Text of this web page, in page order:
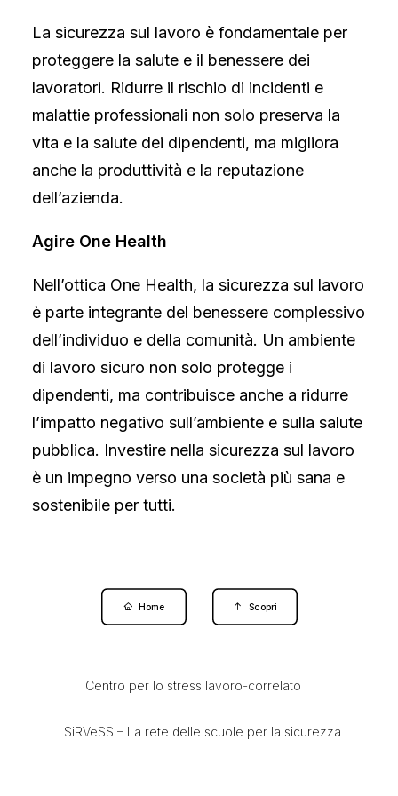
Vaccinazioni
Promozione della Salute
Introduzione
Diario della salute
Peer education
Smoke Free Class Competition
Sicurezza alimentare
Introduzione
Ispezioni sulla idoneità della preparazione delle diete
Ispezioni – controlli ufficiali
PRIC – Piano Regionale Integrato Controlli
Introduzione
Misurazione della qualità dell’aria indoor
Sicurezza sul lavoro
Introduzione
Centro per lo stress lavoro-correlato
SIRVESS – La rete delle scuole per la sicurezza
Sicurezza veterinaria
Introduzione
Animali d’affezione
Educazione sul rischio di tossinfezioni alimentari
La prevenzione a scuola – come proteggersi dalle
zanzare
La sicurezza sul lavoro è fondamentale per
proteggere la salute e il benessere dei
lavoratori. Ridurre il rischio di incidenti e
malattie professionali non solo preserva la
vita e la salute dei dipendenti, ma migliora
anche la produttività e la reputazione
dell’azienda.
Agire One Health
Nell’ottica One Health, la sicurezza sul lavoro
è parte integrante del benessere complessivo
dell’individuo e della comunità. Un ambiente
di lavoro sicuro non solo protegge i
dipendenti, ma contribuisce anche a ridurre
l’impatto negativo sull’ambiente e sulla salute
pubblica. Investire nella sicurezza sul lavoro
è un impegno verso una società più sana e
sostenibile per tutti.
Home Scopri
Centro per lo stress lavoro-correlato
SiRVeSS – La rete delle scuole per la sicurezza